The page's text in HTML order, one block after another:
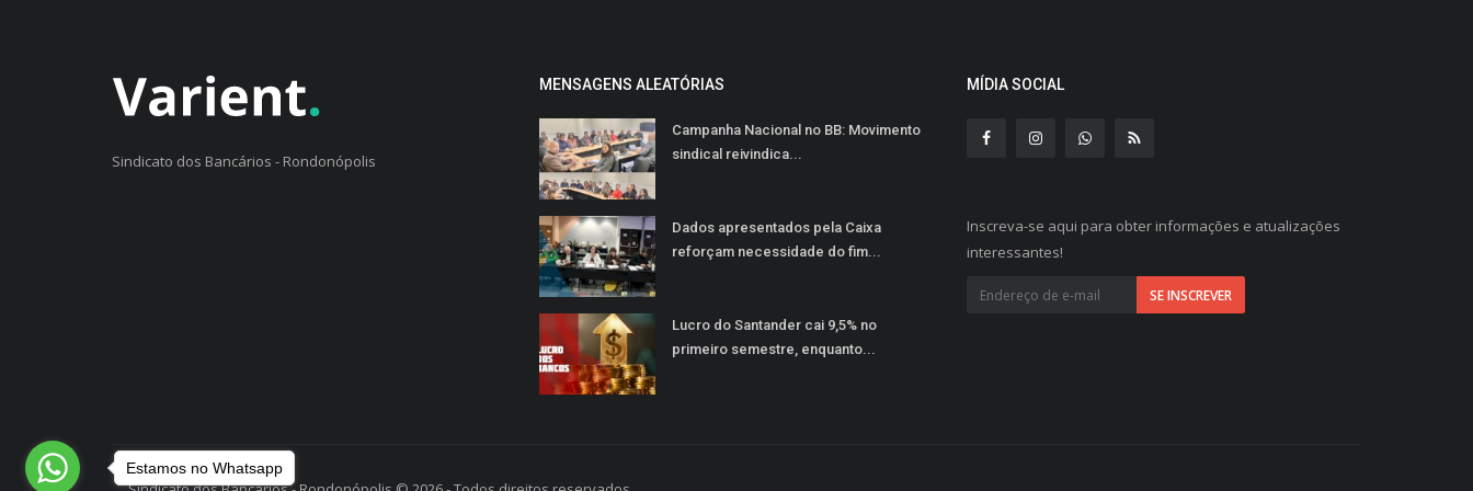
Sindicato dos Bancários - Rondonópolis
MENSAGENS ALEATÓRIAS
Campanha Nacional no BB: Movimento
sindical reivindica...
Dados apresentados pela Caixa
reforçam necessidade do fim...
Lucro do Santander cai 9,5% no
primeiro semestre, enquanto...
MÍDIA SOCIAL
Inscreva-se aqui para obter informações e atualizações
interessantes!
Estamos no Whatsapp